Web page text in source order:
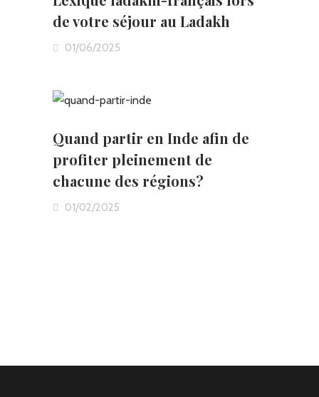
de votre séjour au Ladakh
01/06/2025
Quand partir en Inde afin de
profiter pleinement de
chacune des régions?
01/02/2025